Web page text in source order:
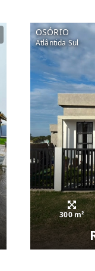
OSÓRIO
Atlântida Sul
300 m²